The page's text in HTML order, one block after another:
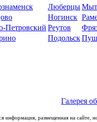
Люберцы
Ногинск
Петровский Реутов
Подольск
Галерея
информация, размещенная на